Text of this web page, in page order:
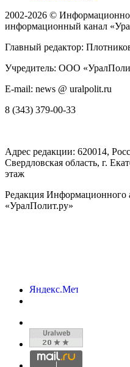
2002-2026 ©
информационный канал
Главный редактор:
Учредитель: ООО
E-mail: news @ uralpolit.ru
8 (343) 379-00-33
Адрес редакции: 620014,
Свердловская область, г.
этаж
Редакция Информационного
«УралПолит.ру»